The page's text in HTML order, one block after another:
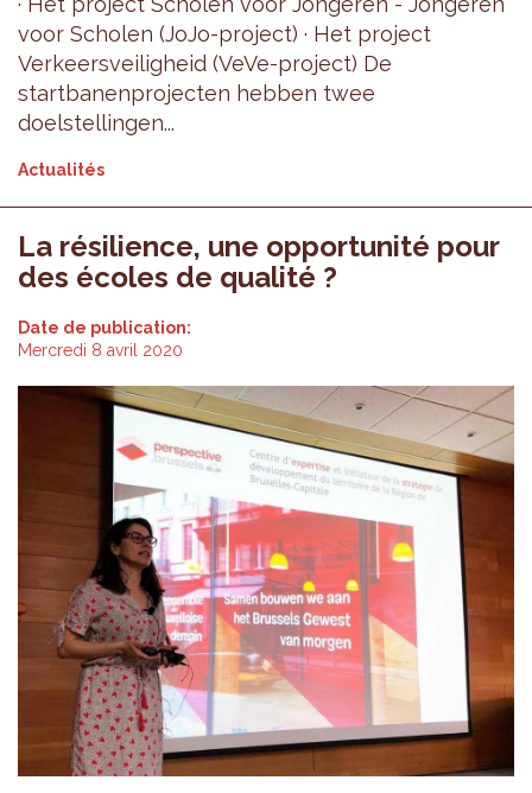
voor Scholen (JoJo-project) · Het project
Verkeersveiligheid (VeVe-project) De
startbanenprojecten hebben twee
doelstellingen...
Actualités
La résilience, une opportunité pour
des écoles de qualité ?
Date de publication:
Mercredi 8 avril 2020